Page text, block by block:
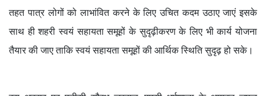
तहत पात्र लोगों को लाभांवित करने के लिए उचित कदम उठाए जाएं इसके
साथ ही शहरी स्वयं सहायता समूहों के सुदृढ़ीकरण के लिए भी कार्य योजना
तैयार की जाए ताकि स्वयं सहायता समूहों की आर्थिक स्थिति सुदृढ़ हो सके।